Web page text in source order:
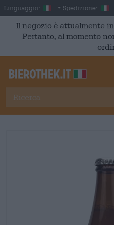
Skip to main content
Linguaggio: Italian
Spedizione:
Il negozio è attualmente
Pertanto, al momento